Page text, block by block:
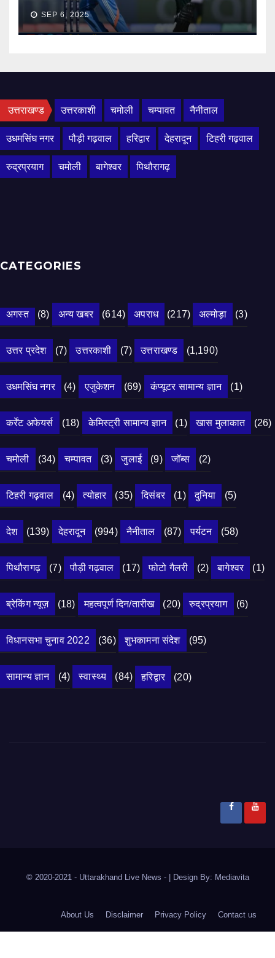
SEP 6, 2025
उत्तराखण्ड उत्तरकाशी चमोली चम्पावत नैनीताल
उधमसिंघ नगर पौड़ी गढ़वाल हरिद्वार देहरादून टिहरी गढ़वाल
रुद्रप्रयाग चमोली बागेश्वर पिथौरागढ़
CATEGORIES
अगस्त (8) अन्य खबर (614) अपराध (217) अल्मोड़ा (3)
उत्तर प्रदेश (7) उत्तरकाशी (7) उत्तराखण्ड (1,190)
उधमसिंघ नगर (4) एजुकेशन (69) कंप्यूटर सामान्य ज्ञान (1)
कर्रेंट अफेयर्स (18) केमिस्ट्री सामान्य ज्ञान (1) खास मुलाकात (26)
चमोली (34) चम्पावत (3) जुलाई (9) जॉब्स (2)
टिहरी गढ़वाल (4) त्योहार (35) दिसंबर (1) दुनिया (5)
देश (139) देहरादून (994) नैनीताल (87) पर्यटन (58)
पिथौरागढ़ (7) पौड़ी गढ़वाल (17) फोटो गैलरी (2) बागेश्वर (1)
ब्रेकिंग न्यूज़ (18) महत्वपूर्ण दिन/तारीख (20) रुद्रप्रयाग (6)
विधानसभा चुनाव 2022 (36) शुभकामना संदेश (95)
सामान्य ज्ञान (4) स्वास्थ्य (84) हरिद्वार (20)
© 2020-2021 - Uttarakhand Live News - | Design By: Mediavita
About Us Disclaimer Privacy Policy Contact us